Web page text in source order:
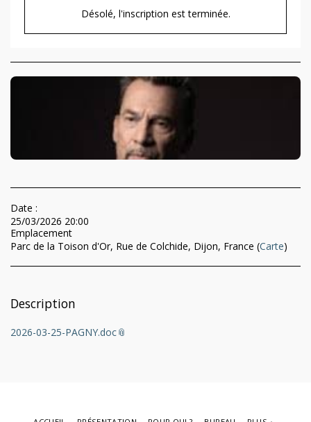
Désolé, l'inscription est terminée.
Date :
25/03/2026 20:00
Emplacement
Parc de la Toison d'Or, Rue de Colchide, Dijon, France (Carte)
Description
2026-03-25-PAGNY.doc